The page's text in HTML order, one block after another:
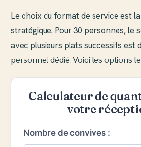
Le choix du format de service est
stratégique. Pour 30 personnes, le
avec plusieurs plats successifs est
personnel dédié. Voici les options
Calculateur de
votre
Nombre de convives :